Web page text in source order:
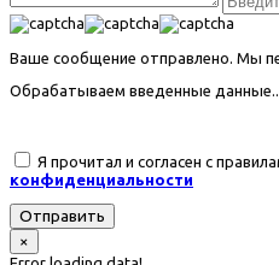
Ваше сообщение отправлено. Мы
Обрабатываем введенные
Я прочитал и согласен с
конфиденциальности
Отправить
×